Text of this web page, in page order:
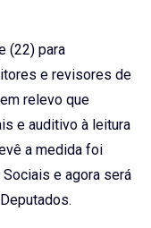
(22) para
e revisores de
relevo que
e auditivo à leitura
a medida foi
e agora será